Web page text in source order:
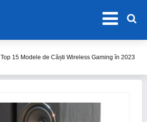
Top 15 Modele de Căști Wireless Gaming în 2023
Top Căști Wireless Samsung în 2023
Top 15 Cele Mai Bune Boxe Portabile